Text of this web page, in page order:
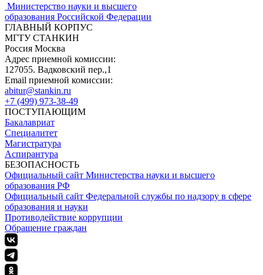
Министерство науки и высшего
образования Российской Федерации
ГЛАВНЫЙ КОРПУС
МГТУ СТАНКИН
Россия Москва
Адрес приемной комиссии:
127055. Вадковский пер.,1
Email приемной комиссии:
abitur@stankin.ru
+7 (499) 973-38-49
ПОСТУПАЮЩИМ
Бакалавриат
Специалитет
Магистратура
Аспирантура
БЕЗОПАСНОСТЬ
Официальный сайт Министерства науки и высшего
образования РФ
Официальный сайт Федеральной службы по надзору в сфере
образования и науки
Противодействие коррупции
Обращение граждан